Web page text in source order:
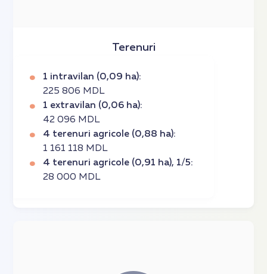
Terenuri
1 intravilan (0,09 ha):
225 806 MDL
1 extravilan (0,06 ha):
42 096 MDL
4 terenuri agricole (0,88 ha):
1 161 118 MDL
4 terenuri agricole (0,91 ha), 1/5:
28 000 MDL